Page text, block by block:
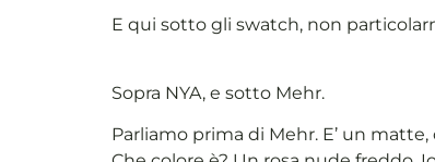
E qui sotto gli swatch, non
Sopra NYA, e sotto Mehr.
Parliamo prima di Mehr. E’ un